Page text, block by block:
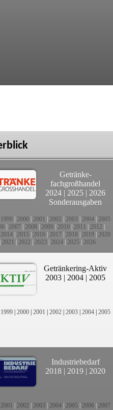
Getränke-
fachgroßhandel
2024 | 2025 | 2026
Sonderausgaben
1999 2000 2001 2002 2003 2004 2005
2007 2008 2009 2010 2011 2012
2014 2015 2016 2017 2018 2019 2020
2021 2022 2023| 2024| 2025| 2026
Getränkering-Aktiv
2003 | 2004 | 2005
1999 | 2000 | 2001 | 2002 | 2003 | 2004 | 2005
Industriebedarf
2018 | 2019 | 2020
2001 2002 2003 2004 2005 2006 2007